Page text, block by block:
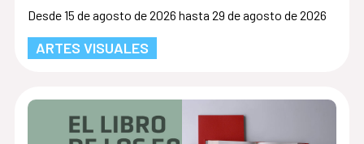
Desde 15 de agosto de 2026 hasta 29 de agosto de 2026
ARTES VISUALES